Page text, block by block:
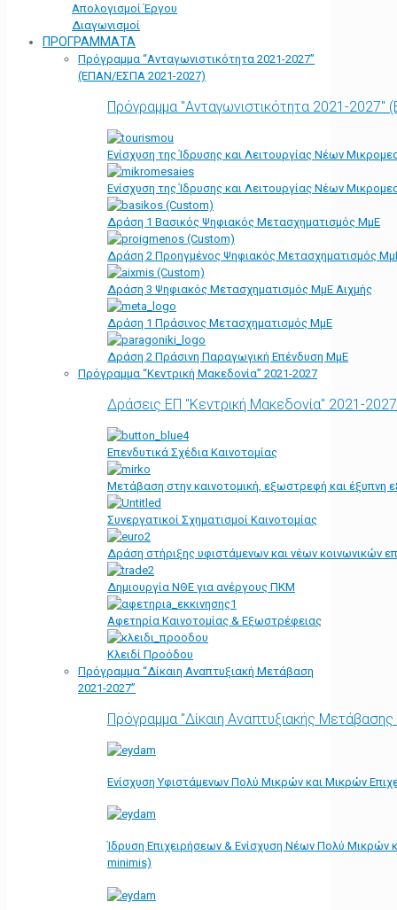
Απολογισμοί Έργου
Διαγωνισμοί
ΠΡΟΓΡΑΜΜΑΤΑ
Πρόγραμμα “Ανταγωνιστικότητα 2021-2027”
(ΕΠΑΝ/ΕΣΠΑ 2021-2027)
Πρόγραμμα "Ανταγωνιστικότητα 2021-
Ενίσχυση της Ίδρυσης και Λειτουργίας Νέων
Ενίσχυση της Ίδρυσης και Λειτουργίας Νέων
Δράση 1 Βασικός Ψηφιακός Μετασχηματισμός ΜμΕ
Δράση 2 Προηγμένος Ψηφιακός Μετασχηματισμός
Δράση 3 Ψηφιακός Μετασχηματισμός ΜμΕ Αιχμής
Δράση 1 Πράσινος Μετασχηματισμός ΜμΕ
Δράση 2 Πράσινη Παραγωγική Επένδυση ΜμΕ
Πρόγραμμα “Κεντρική Μακεδονία” 2021-2027
Δράσεις ΕΠ "Κεντρική Μακεδονία" 2021-2027
Επενδυτικά Σχέδια Καινοτομίας
Μετάβαση στην καινοτομική, εξωστρεφή και έξυπνη
Συνεργατικοί Σχηματισμοί Καινοτομίας
Δράση στήριξης υφιστάμενων και νέων κοινωνικών
Δημιουργία ΝΘΕ για ανέργους ΠΚΜ
Αφετηρία Kαινοτομίας & Εξωστρέφειας
Κλειδί Προόδου
Πρόγραμμα “Δίκαιη Αναπτυξιακή Μετάβαση
2021-2027”
Πρόγραμμα "Δίκαιη Αναπτυξιακής
Ενίσχυση Υφιστάμενων Πολύ Μικρών και Μικρών
Ίδρυση Επιχειρήσεων & Ενίσχυση Νέων Πολύ Μικρών
minimis)